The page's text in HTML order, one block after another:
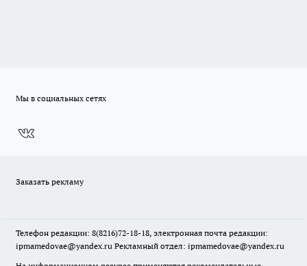
Мы в социальных сетях
Заказать рекламу
Телефон редакции: 8(8216)72-18-18, электронная почта редакции:
ipmamedovae@yandex.ru Рекламный отдел: ipmamedovae@yandex.ru